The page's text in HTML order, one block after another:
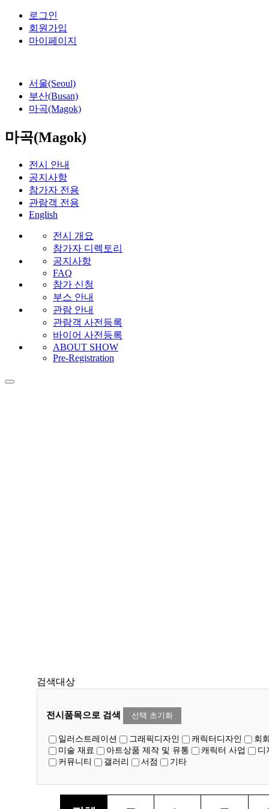
로그인
회원가입
마이페이지
서울(Seoul)
부산(Busan)
마곡(Magok)
마곡(Magok)
전시 안내
공지사항
참가자 전용
관람객 전용
English
전시 개요
참가자 디렉토리
공지사항
FAQ
참가 신청
부스 안내
관람 안내
관람객 사전등록
바이어 사전등록
ABOUT SHOW
Pre-Registration
검색대상
전시품목으로 검색 선택 초기화
일러스트레이션 그래픽디자인 캐릭터디자인
회
미술 재료
아트상품 제작 및 유통 캐릭터 사업
디
커뮤니티
갤러리 서점 기타